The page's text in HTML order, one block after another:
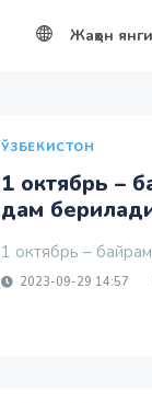
Жаҳон
ЎЗБЕКИСТОН
1 октябрь –
дам
1 октябрь –
2023-09-29 14:57